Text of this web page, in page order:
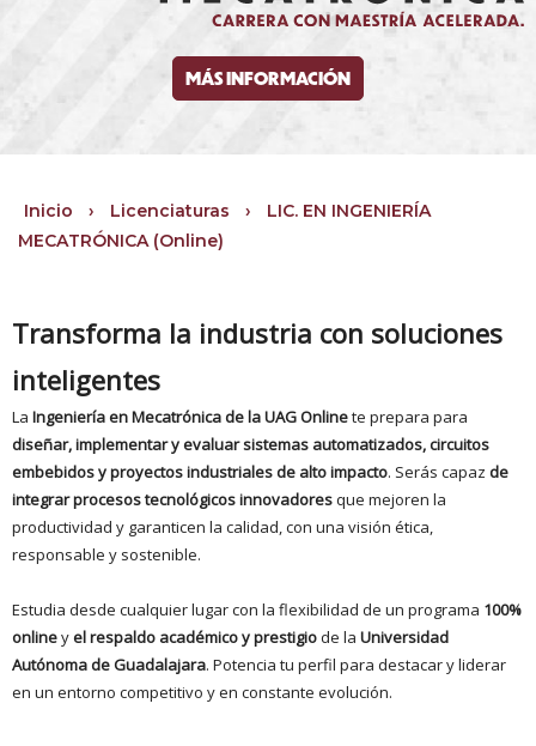
MÁS INFORMACIÓN
Inicio › Licenciaturas ›
LIC. EN INGENIERÍA
MECATRÓNICA (Online)
Transforma la industria con soluciones
inteligentes
La Ingeniería en Mecatrónica de la UAG Onlinete prepara para
diseñar, implementar y evaluar sistemas automatizados, circuitos
embebidos y proyectos industriales de alto impacto. Serás capaz de
integrar procesos tecnológicos innovadoresque mejoren la
productividad y garanticen la calidad, con una visión ética,
responsable y sostenible.
Estudia desde cualquier lugar con la flexibilidad de un programa 100%
onlineyel respaldo académico y prestigiode la Universidad
Autónoma de Guadalajara. Potencia tu perfil para destacar y liderar
en un entorno competitivo y en constante evolución.